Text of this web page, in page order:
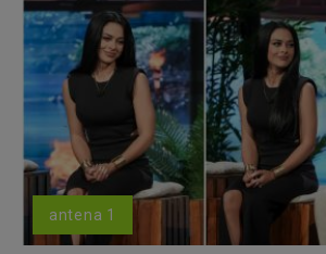
antena 1